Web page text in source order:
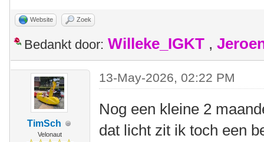
Website Zoek
Bedankt door: Willeke_IGKT ,
TimSch
Velonaut
13-May-2026, 02:22 PM
Nog een kleine 2
dat licht zit ik toch een